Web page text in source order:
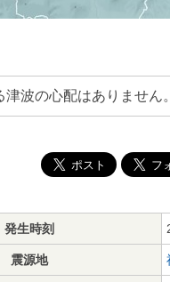
津波の心配はありません。
発生時刻
震源地